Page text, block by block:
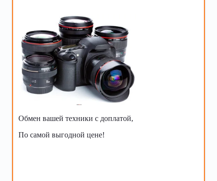
Обмен вашей техники с доплатой,
По самой выгодной цене!